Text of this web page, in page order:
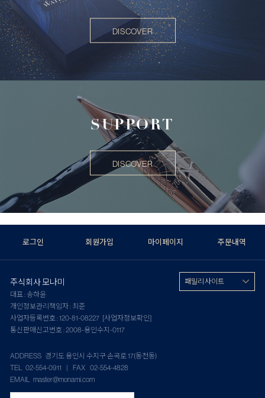
DISCOVER
SUPPORT
DISCOVER
로그인 회원가입 마이페이지 주문내역
주식회사 모나미
대표 : 송하윤
개인정보관리책임자 : 최준
사업자등록번호 : 120-81-08227 [사업자정보확인]
통신판매신고번호 : 2008-용인수지-0117
ADDRESS 경기도 용인시 수지구 손곡로 17(동천동)
TEL 02-554-0911 | FAX 02-554-4828
EMAIL master@monami.com
패밀리 사이트